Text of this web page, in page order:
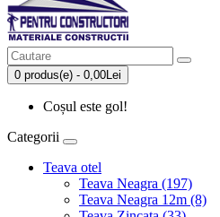
0 produs(e) - 0,00Lei
Coșul este gol!
Categorii
Teava otel
Teava Neagra (197)
Teava Neagra 12m (8)